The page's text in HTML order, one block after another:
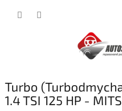
Turbo
1.4 TSI 125 HP -